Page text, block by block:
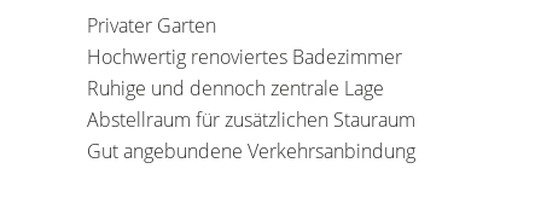
Privater Garten
Hochwertig renoviertes Badezimmer
Ruhige und dennoch zentrale Lage
Abstellraum für zusätzlichen Stauraum
Gut angebundene Verkehrsanbindung